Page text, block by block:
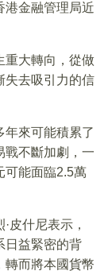
港金融管理局近
重大轉向，從做
失去吸引力的信
年來可能積累了
戰不斷加劇，一
可能面臨2.5萬
皮什尼表示，
日益緊密的背
轉而將本國貨幣